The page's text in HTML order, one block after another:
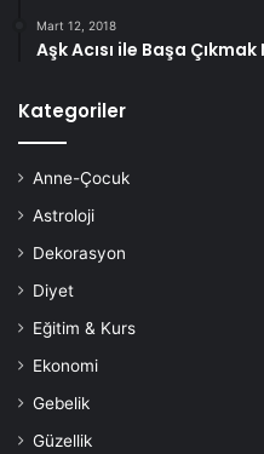
Mart 12, 2018
Aşk Acısı ile Başa
Kategoriler
Anne-Çocuk
Astroloji
Dekorasyon
Diyet
Eğitim & Kurs
Ekonomi
Gebelik
Güzellik